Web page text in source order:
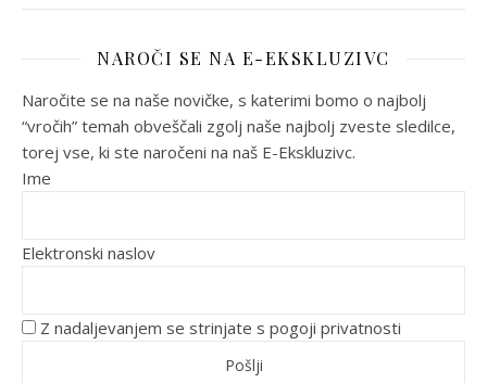
NAROČI SE NA E-EKSKLUZIVC
Naročite se na naše novičke, s katerimi bomo o najbolj
“vročih” temah obveščali zgolj naše najbolj zveste sledilce,
torej vse, ki ste naročeni na naš E-Ekskluzivc.
Ime
Elektronski naslov
Z nadaljevanjem se strinjate s pogoji privatnosti